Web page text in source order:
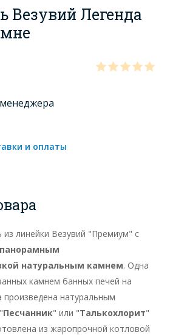
Везувий Легенда
и оплаты
из линейки Везувий "Премиум" с
панорамным
натуральным камнем. Одна
камнем банных печей на
натуральным
Песчанник" или "Талькохлорит"
из жаропрочной котловой